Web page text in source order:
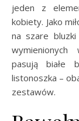
jeden z
kobiety. Jako
na szare
pasują białe
listonoszka –
zestawów.